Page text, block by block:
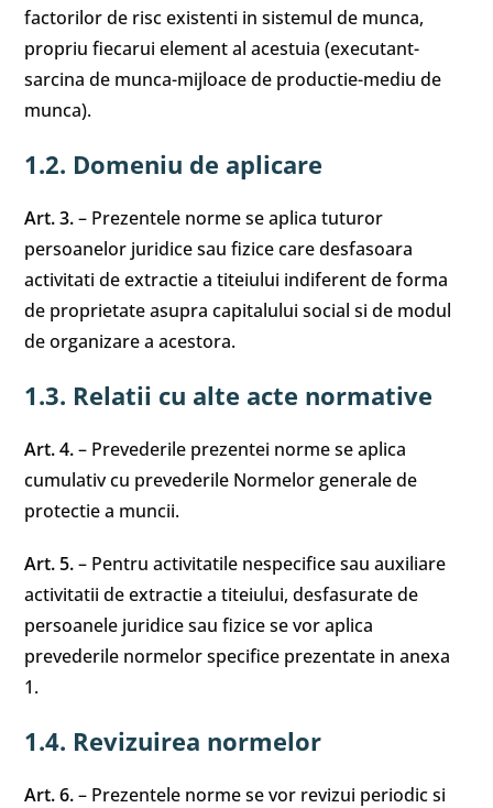
factorilor de risc existenti in sistemul de munca,
propriu fiecarui element al acestuia (executant-
sarcina de munca-mijloace de productie-mediu de
munca).
1.2. Domeniu de aplicare
Art. 3.– Prezentele norme se aplica tuturor
persoanelor juridice sau fizice care desfasoara
activitati de extractie a titeiului indiferent de forma
de proprietate asupra capitalului social si de modul
de organizare a acestora.
1.3. Relatii cu alte acte normative
Art. 4.– Prevederile prezentei norme se aplica
cumulativ cu prevederile Normelor generale de
protectie a muncii.
Art. 5.– Pentru activitatile nespecifice sau auxiliare
activitatii de extractie a titeiului, desfasurate de
persoanele juridice sau fizice se vor aplica
prevederile normelor specifice prezentate in anexa
1.
1.4. Revizuirea normelor
Art. 6.– Prezentele norme se vor revizui periodic si